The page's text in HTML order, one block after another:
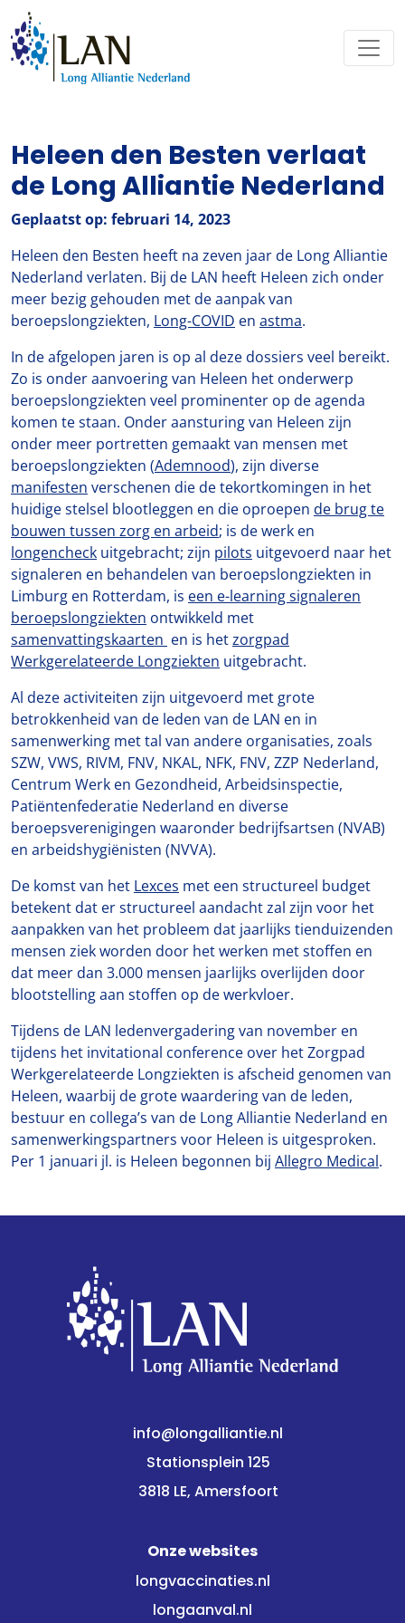
Heleen den Besten verlaat
de Long Alliantie Nederland
Geplaatst op: februari 14, 2023
Heleen den Besten heeft na zeven jaar de Long Alliantie
Nederland verlaten. Bij de LAN heeft Heleen zich onder
meer bezig gehouden met de aanpak van
beroepslongziekten, Long-COVID en astma.
In de afgelopen jaren is op al deze dossiers veel bereikt.
Zo is onder aanvoering van Heleen het onderwerp
beroepslongziekten veel prominenter op de agenda
komen te staan. Onder aansturing van Heleen zijn
onder meer portretten gemaakt van mensen met
beroepslongziekten (Ademnood), zijn diverse
manifesten verschenen die de tekortkomingen in het
huidige stelsel blootleggen en die oproepen de brug te
bouwen tussen zorg en arbeid; is de werk en
longencheck uitgebracht; zijn pilots uitgevoerd naar het
signaleren en behandelen van beroepslongziekten in
Limburg en Rotterdam, is een e-learning signaleren
beroepslongziekten ontwikkeld met
samenvattingskaarten en is hetzorgpad
Werkgerelateerde Longziekten uitgebracht.
Al deze activiteiten zijn uitgevoerd met grote
betrokkenheid van de leden van de LAN en in
samenwerking met tal van andere organisaties, zoals
SZW, VWS, RIVM, FNV, NKAL, NFK, FNV, ZZP Nederland,
Centrum Werk en Gezondheid, Arbeidsinspectie,
Patiëntenfederatie Nederland en diverse
beroepsverenigingen waaronder bedrijfsartsen (NVAB)
en arbeidshygiënisten (NVVA).
De komst van het Lexces met een structureel budget
betekent dat er structureel aandacht zal zijn voor het
aanpakken van het probleem dat jaarlijks tienduizenden
mensen ziek worden door het werken met stoffen en
dat meer dan 3.000 mensen jaarlijks overlijden door
blootstelling aan stoffen op de werkvloer.
Tijdens de LAN ledenvergadering van november en
tijdens het invitational conference over het Zorgpad
Werkgerelateerde Longziekten is afscheid genomen van
Heleen, waarbij de grote waardering van de leden,
bestuur en collega’s van de Long Alliantie Nederland en
samenwerkingspartners voor Heleen is uitgesproken.
Per 1 januari jl. is Heleen begonnen bij Allegro Medical.
info@longalliantie.nl
Stationsplein 125
3818 LE, Amersfoort
Onze websites
longvaccinaties.nl
longaanval.nl